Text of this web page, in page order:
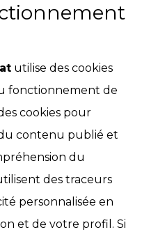
utilise des cookies
fonctionnement de
cookies pour
contenu publié et
du
des traceurs
personnalisée en
et de votre profil. Si